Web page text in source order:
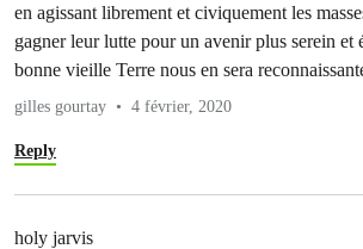
en agissant librement et civiquement les
gagner leur lutte pour un avenir plus serein et
bonne vieille Terre nous en sera
gilles gourtay 4 février, 2020
Reply
holy jarvis